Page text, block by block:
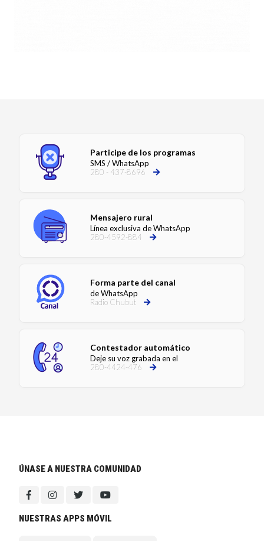
Participe de los programas
SMS / WhatsApp
280 - 437-8696
Mensajero rural
Línea exclusiva de WhatsApp
280-4592-884
Forma parte del canal
de WhatsApp
Radio Chubut
Contestador automático
Deje su voz grabada en el
280-4424-476
ÚNASE A NUESTRA COMUNIDAD
NUESTRAS APPS MÓVIL